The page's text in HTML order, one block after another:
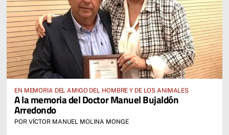
EN MEMORIA DEL AMIGO DEL HOMBRE Y DE LOS ANIMALES
A la memoria del Doctor Manuel Bujaldón
Arredondo
POR VÍCTOR MANUEL MOLINA MONGE